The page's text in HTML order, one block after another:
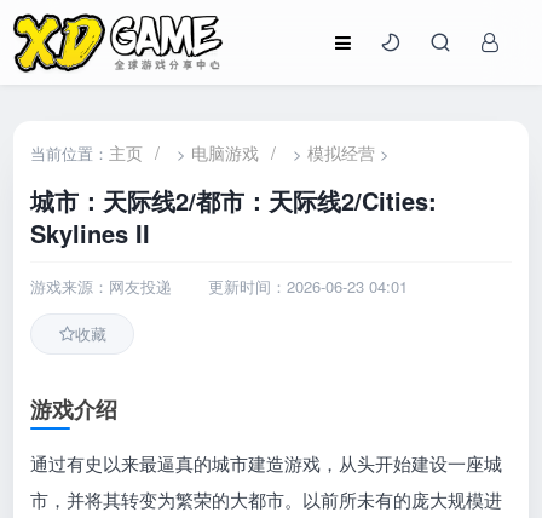
当前位置： 主页 / > 电脑游戏 / >模拟经营 >
城市：天际线2/都市：天际线2/Cities:
Skylines II
游戏来源：网友投递 更新时间：2026-06-23 04:01
收藏
游戏介绍
通过有史以来最逼真的城市建造游戏，从头开始建设一座城
市，并将其转变为繁荣的大都市。以前所未有的庞大规模进